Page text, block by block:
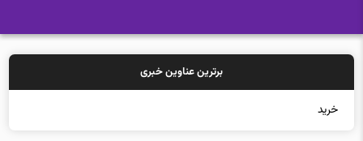
برترین عناوین خبری
خرید بیمه: